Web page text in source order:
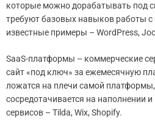
которые можно дорабатывать под
требуют базовых навыков работы
известные примеры – WordPress,
SaaS-платформы – коммерческие
сайт «под ключ» за ежемесячную
ложатся на плечи самой
сосредотачивается на наполнении
сервисов – Tilda, Wix, Shopify.